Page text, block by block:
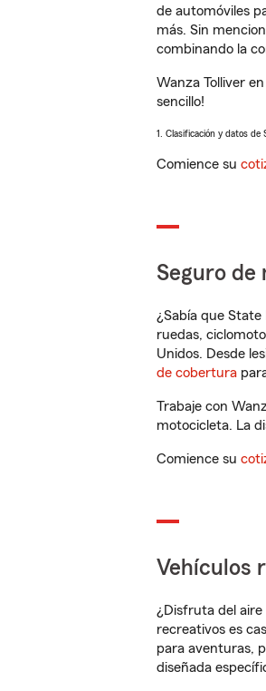
de automóviles
más. Sin
combinando la
Wanza Tolliver
sencillo!
1. Clasificación y datos de
Comience su
Seguro
¿Sabía que
ruedas,
Unidos. Desde
de cobertura
Trabaje con
motocicleta. La
Comience su
Vehículos
¿Disfruta del aire
recreativos es
para aventuras,
diseñada